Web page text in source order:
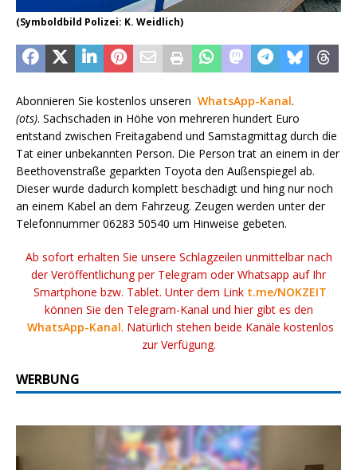
(Symboldbild Polizei: K. Weidlich)
Abonnieren Sie kostenlos unseren WhatsApp-Kanal.
(ots). Sachschaden in Höhe von mehreren hundert Euro
entstand zwischen Freitagabend und Samstagmittag durch die
Tat einer unbekannten Person. Die Person trat an einem in der
Beethovenstraße geparkten Toyota den Außenspiegel ab.
Dieser wurde dadurch komplett beschädigt und hing nur noch
an einem Kabel an dem Fahrzeug. Zeugen werden unter der
Telefonnummer 06283 50540 um Hinweise gebeten.
Ab sofort erhalten Sie unsere Schlagzeilen unmittelbar nach
der Veröffentlichung per Telegram oder Whatsapp auf Ihr
Smartphone bzw. Tablet. Unter dem Link t.me/NOKZEIT
können Sie den Telegram-Kanal und hier gibt es den
WhatsApp-Kanal. Natürlich stehen beide Kanäle kostenlos
zur Verfügung.
WERBUNG